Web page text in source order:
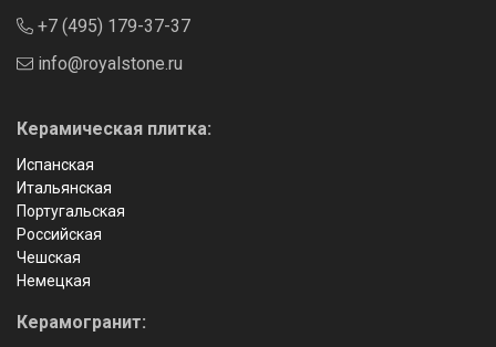
+7 (495) 179-37-37
info@royalstone.ru
Керамическая плитка:
Испанская
Итальянская
Португальская
Российская
Чешская
Немецкая
Керамогранит: